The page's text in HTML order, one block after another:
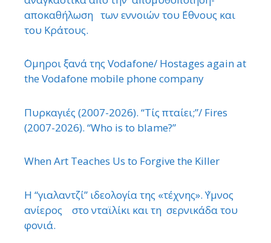
αποκαθήλωση των εννοιών του ΄Εθνους και
του Κράτους.
΄Ομηροι ξανά της Vodafone/ Hostages again at
the Vodafone mobile phone company
Πυρκαγιές (2007-2026). “Τίς πταίει;”/ Fires
(2007-2026). “Who is to blame?”
When Art Teaches Us to Forgive the Killer
Η “γιαλαντζί” ιδεολογία της «τέχνης». ΄Υμνος
ανίερος στο νταϊλίκι και τη σερνικάδα του
φονιά.